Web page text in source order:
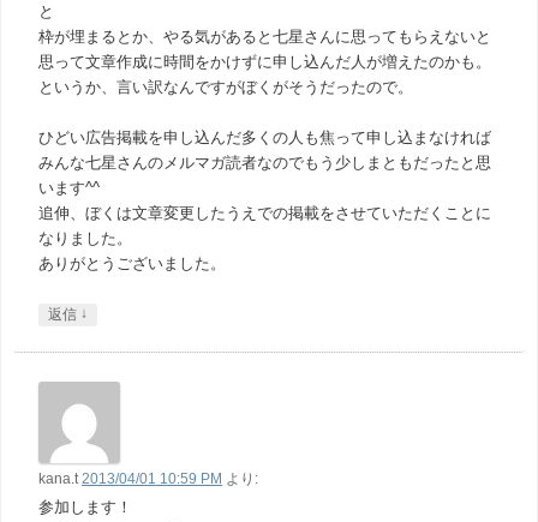
と
枠が埋まるとか、やる気があると七星さんに思ってもらえないと
思って文章作成に時間をかけずに申し込んだ人が増えたのかも。
というか、言い訳なんですがぼくがそうだったので。
ひどい広告掲載を申し込んだ多くの人も焦って申し込まなければ
みんな七星さんのメルマガ読者なのでもう少しまともだったと思
います^^
追伸、ぼくは文章変更したうえでの掲載をさせていただくことに
なりました。
ありがとうございました。
返信 ↓
kana.t 2013/04/01 10:59 PM より:
参加します！